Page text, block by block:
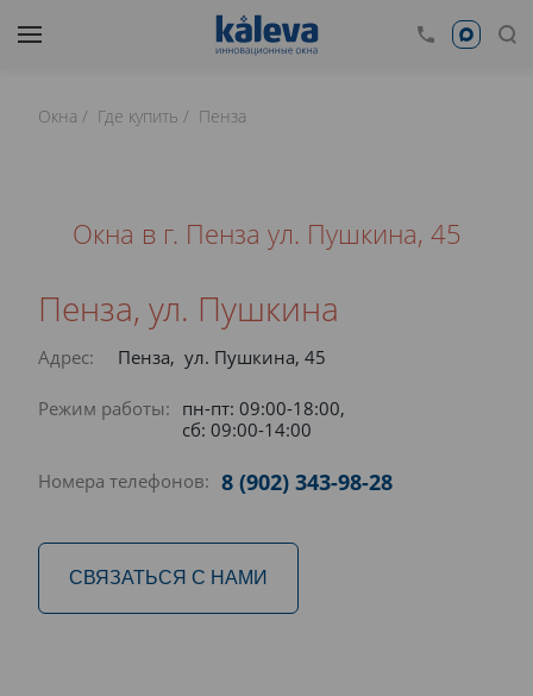
Окна Где купить Пенза
Окна в г. Пенза ул. Пушкина, 45
Пенза, ул. Пушкина
Адрес: Пенза, ул. Пушкина, 45
Режим работы: пн-пт: 09:00-18:00,
сб: 09:00-14:00
Номера телефонов: 8 (902) 343-98-28
СВЯЗАТЬСЯ С НАМИ